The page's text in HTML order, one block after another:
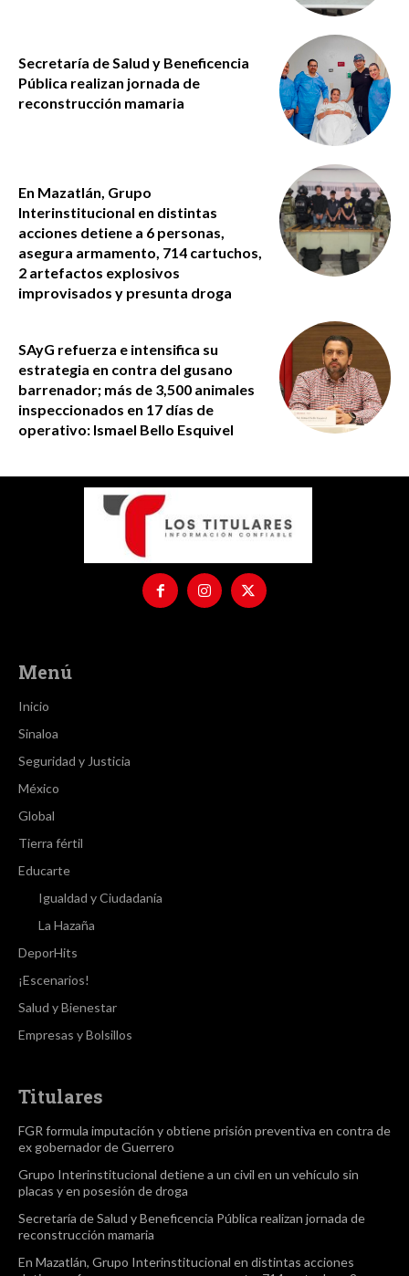
Secretaría de Salud y Beneficencia
Pública realizan jornada de
reconstrucción mamaria
En Mazatlán, Grupo
Interinstitucional en distintas
acciones detiene a 6 personas,
asegura armamento, 714 cartuchos,
2 artefactos explosivos
improvisados y presunta droga
SAyG refuerza e intensifica su
estrategia en contra del gusano
barrenador; más de 3,500 animales
inspeccionados en 17 días de
operativo: Ismael Bello Esquivel
Menú
Inicio
Sinaloa
Seguridad y Justicia
México
Global
Tierra fértil
Educarte
Igualdad y Ciudadanía
La Hazaña
DeporHits
¡Escenarios!
Salud y Bienestar
Empresas y Bolsillos
Titulares
FGR formula imputación y obtiene prisión preventiva en contra de
ex gobernador de Guerrero
Grupo Interinstitucional detiene a un civil en un vehículo sin
placas y en posesión de droga
Secretaría de Salud y Beneficencia Pública realizan jornada de
reconstrucción mamaria
En Mazatlán, Grupo Interinstitucional en distintas acciones